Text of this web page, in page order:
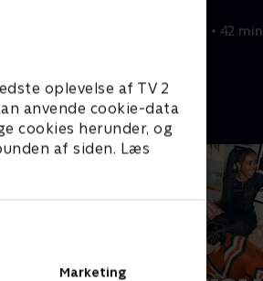
oplevelse af TV 2
anvende cookie-data
cookies herunder, og
af siden. Læs
Marketing
22. september 2023 • 42 min